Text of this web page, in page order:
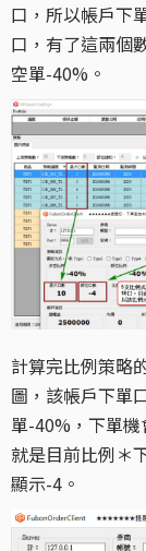
口，所以帳戶下
口，有了這兩個
空單-40%。
計算完比例策略
圖，該帳戶下單
單-40%，下單
就是目前比例＊
顯示-4。